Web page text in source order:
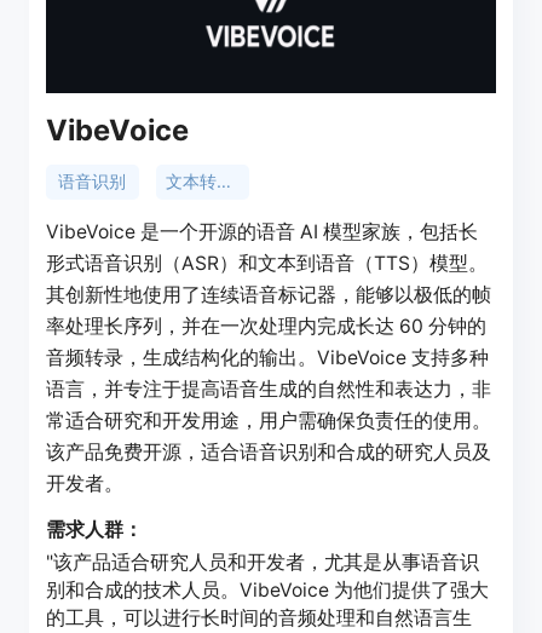
VibeVoice
语音识别 文本转语音
VibeVoice 是一个开源的语音 AI 模型家族，包括长
形式语音识别（ASR）和文本到语音（TTS）模型。
其创新性地使用了连续语音标记器，能够以极低的帧
率处理长序列，并在一次处理内完成长达 60 分钟的
音频转录，生成结构化的输出。VibeVoice 支持多种
语言，并专注于提高语音生成的自然性和表达力，非
常适合研究和开发用途，用户需确保负责任的使用。
该产品免费开源，适合语音识别和合成的研究人员及
开发者。
需求人群：
"该产品适合研究人员和开发者，尤其是从事语音识
别和合成的技术人员。VibeVoice 为他们提供了强大
的工具，可以进行长时间的音频处理和自然语言生